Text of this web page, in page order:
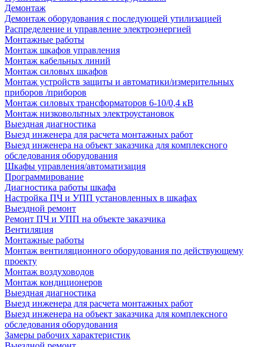
Демонтаж
Демонтаж оборудования с последующей утилизацией
Распределение и управление электроэнергией
Монтажные работы
Монтаж шкафов управления
Монтаж кабельных линий
Монтаж силовых шкафов
Монтаж устройств защиты и автоматики/измерительных
приборов /приборов
Монтаж силовых трансформаторов 6-10/0,4 кВ
Монтаж низковольтных электроустановок
Выездная диагностика
Выезд инженера для расчета монтажных работ
Выезд инженера на объект заказчика для комплексного
обследования оборудования
Шкафы управления/автоматизация
Программирование
Диагностика работы шкафа
Настройка ПЧ и УПП установленных в шкафах
Выездной ремонт
Ремонт ПЧ и УПП на объекте заказчика
Вентиляция
Монтажные работы
Монтаж вентиляционного оборудования по действующему
проекту
Монтаж воздуховодов
Монтаж кондиционеров
Выездная диагностика
Выезд инженера для расчета монтажных работ
Выезд инженера на объект заказчика для комплексного
обследования оборудования
Замеры рабочих характеристик